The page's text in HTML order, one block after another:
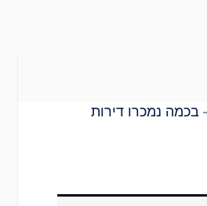
בכמה נמכרו דירות